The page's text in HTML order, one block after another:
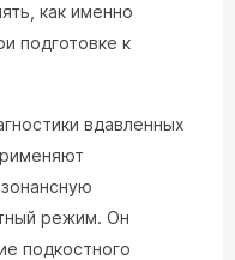
как именно
подготовке к
вдавленных
режим. Он
подкостного